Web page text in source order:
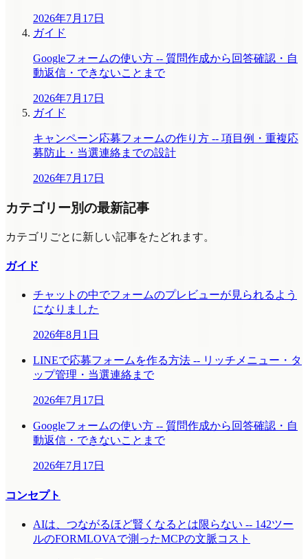
2026年7月17日
ガイド
Googleフォームの使い方 -- 質問作成から回答確認・自
動返信・できないことまで
2026年7月17日
ガイド
キャンペーン応募フォームの作り方 -- 項目例・重複応
募防止・当選連絡までの設計
2026年7月17日
カテゴリー別の最新記事
カテゴリごとに新しい記事をたどれます。
ガイド
チャットの中でフォームのプレビューが見られるよう
になりました
2026年8月1日
LINEで応募フォームを作る方法 -- リッチメニュー・タ
ップ管理・当選連絡まで
2026年7月17日
Googleフォームの使い方 -- 質問作成から回答確認・自
動返信・できないことまで
2026年7月17日
コンセプト
AIは、つながるほど賢くなるとは限らない -- 142ツー
ルのFORMLOVAで測ったMCPの文脈コスト